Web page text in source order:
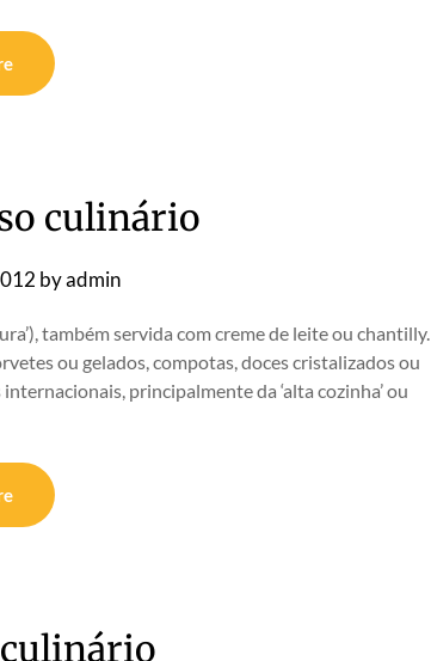
culinário
byadmin
também servida com creme de leite ou chantilly.
ou gelados, compotas, doces cristalizados ou
principalmente da ‘alta cozinha’ ou